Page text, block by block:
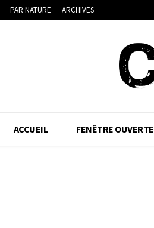
PAR NATURE ARCHIVES
ACCUEIL FENÊTRE OUVERTE